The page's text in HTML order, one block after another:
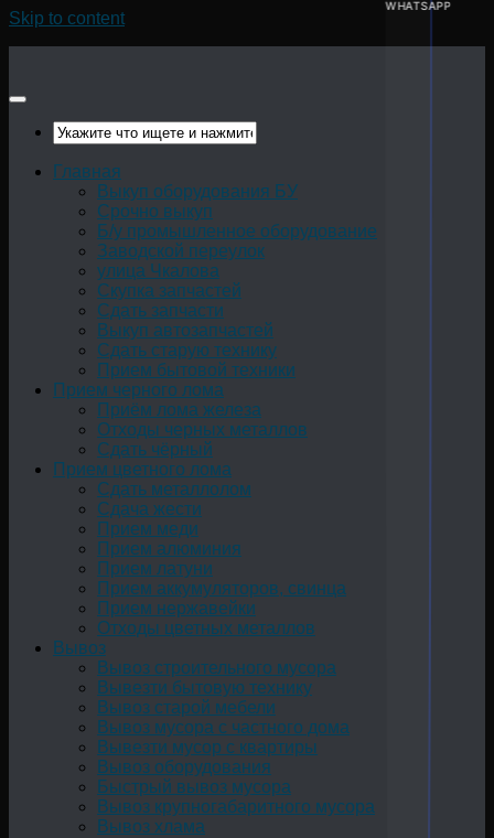
Skip to content
Главная
Выкуп оборудования БУ
Срочно выкуп
Б/у промышленное оборудование
Заводской переулок
улица Чкалова
Скупка запчастей
Сдать запчасти
Выкуп автозапчастей
Сдать старую технику
Прием бытовой техники
Прием черного лома
Приём лома железа
Отходы черных металлов
Сдать чёрный
Прием цветного лома
Сдать металлолом
Сдача жести
Прием меди
Прием алюминия
Прием латуни
Прием аккумуляторов, свинца
Прием нержавейки
Отходы цветных металлов
Вывоз
Вывоз строительного мусора
Вывезти бытовую технику
Вывоз старой мебели
Вывоз мусора с частного дома
Вывезти мусор с квартиры
Вывоз оборудования
Быстрый вывоз мусора
Вывоз крупногабаритного мусора
Вывоз хлама
WHATSAPP